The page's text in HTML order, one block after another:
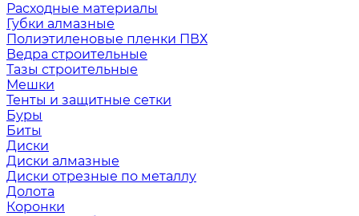
Расходные материалы
Губки алмазные
Полиэтиленовые пленки ПВХ
Ведра строительные
Тазы строительные
Мешки
Тенты и защитные сетки
Буры
Биты
Диски
Диски алмазные
Диски отрезные по металлу
Долота
Коронки